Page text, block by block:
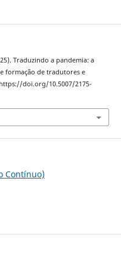
Traduzindo a pandemia: a
formação de tradutores e
doi.org/10.5007/2175-
Contínuo)